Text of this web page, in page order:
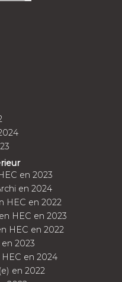
en 2023
en 2024
HEC en 2022
HEC en 2023
HEC en 2022
2023
en 2024
en 2022